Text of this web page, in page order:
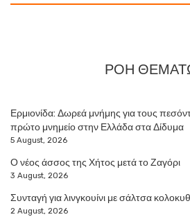
ΡΟΗ
Ερμιονίδα: Δωρεά μνήμης για τους
πρώτο μνημείο στην Ελλάδα στα Δίδυμα
5 August, 2026
Ο νέος άσσος της Χήτος μετά το Ζαγόρι
3 August, 2026
Συνταγή για λινγκουίνι με σάλτσα
2 August, 2026